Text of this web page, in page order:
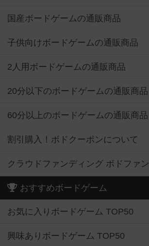
国産ボードゲームの通販商品
子供向けボードゲームの通販商品
2人用ボードゲームの通販商品
20分以下のボードゲームの通販商品
60分以上のボードゲームの通販商品
割引購入！ボドクーポンについて
クラウドファンディング ボドファン
おすすめボードゲーム
お気に入りボードゲーム TOP50
興味ありボードゲーム TOP50